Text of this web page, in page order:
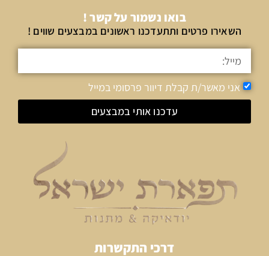
בואו נשמור על קשר !
השאירו פרטים ותתעדכנו ראשונים במבצעים שווים !
אני מאשר/ת קבלת דיוור פרסומי במייל
עדכנו אותי במבצעים
דרכי התקשרות